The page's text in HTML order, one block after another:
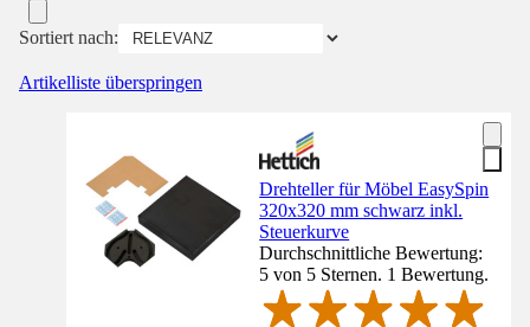
Sortiert nach:
Artikelliste überspringen
Drehteller für Möbel EasySpin
320x320 mm schwarz inkl.
Steuerkurve
Durchschnittliche Bewertung:
5 von 5 Sternen. 1 Bewertung.